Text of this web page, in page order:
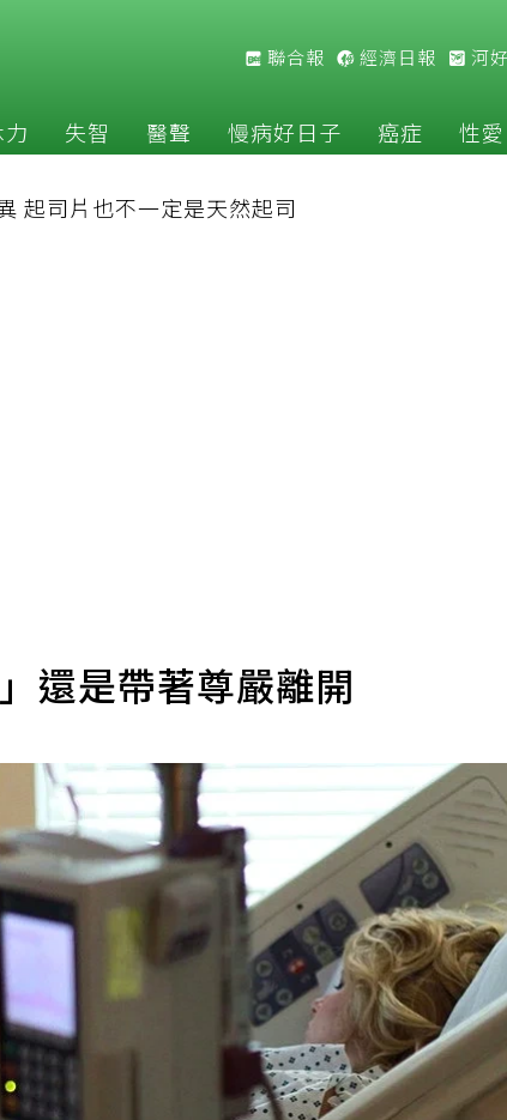
聯合報 經濟日報 河
失智 醫聲 慢病好日子 癌症 性愛
起司片也不一定是天然起司
還是帶著尊嚴離開